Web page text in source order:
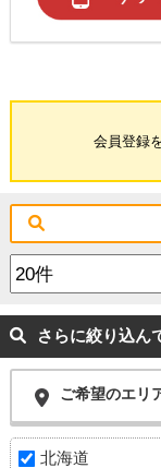
会員登録
さらに絞り込ん
ご希望のエリ
北海道